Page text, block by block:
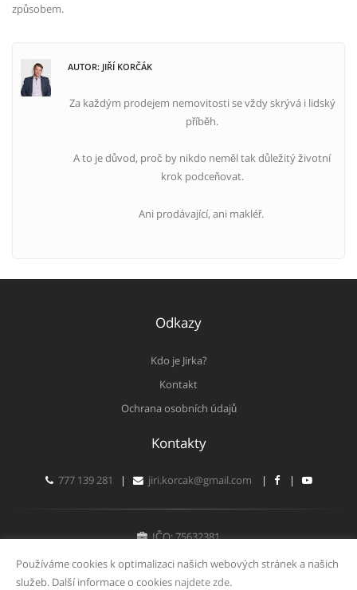
způsobem.
AUTOR: JIŘÍ KORČÁK
Za každým prodejem nemovitosti se vždy skrývá i lidský
příběh.
A to je důvod, proč by nikdo neměl tak důležitý životní
krok podceňovat.
Ani prodávající, ani makléř.
Odkazy
Kdo je Jirka?
Kontakt
Ochrana osobních údajů
Kontakty
777 139 281 | jiri.korcak@gmail.com | |
IČO: 75632381
Používáme cookies k optimalizaci našich webových stránek a našich
služeb. Další informace o cookies najdete zde.